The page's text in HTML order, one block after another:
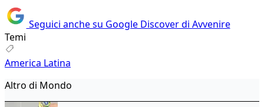
Seguici anche su Google Discover di Avvenire
Temi
America Latina
Altro di Mondo